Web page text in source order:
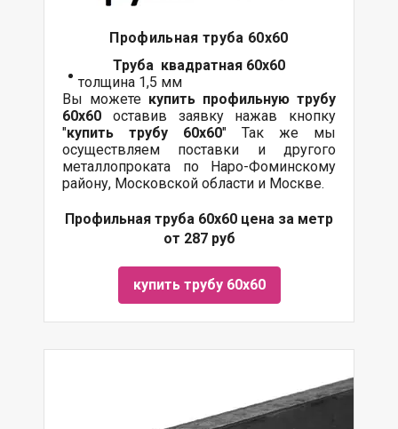
Профильная труба 60х60
Труба квадратная 60х60
толщина 1,5 мм
Вы можете купить профильную трубу
60х60 оставив заявку нажав кнопку
"купить трубу 60х60" Так же мы
осуществляем поставки и другого
металлопроката по Наро-Фоминскому
району, Московской области и Москве.
Профильная труба 60х60 цена за метр
от 287 руб
купить трубу 60х60